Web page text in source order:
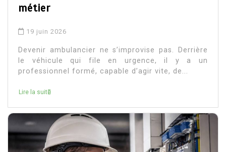
métier
19 juin 2026
Devenir ambulancier ne s’improvise pas. Derrière
le véhicule qui file en urgence, il y a un
professionnel formé, capable d’agir vite, de...
Lire la suite